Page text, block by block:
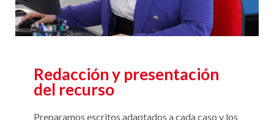
Redacción y presentación